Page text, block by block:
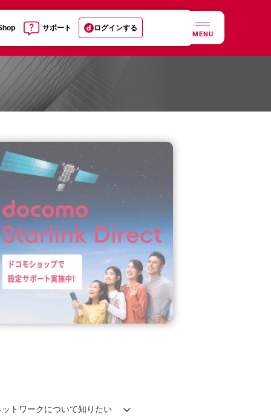
サポート ログインする
MENU
トワークについて知りたい